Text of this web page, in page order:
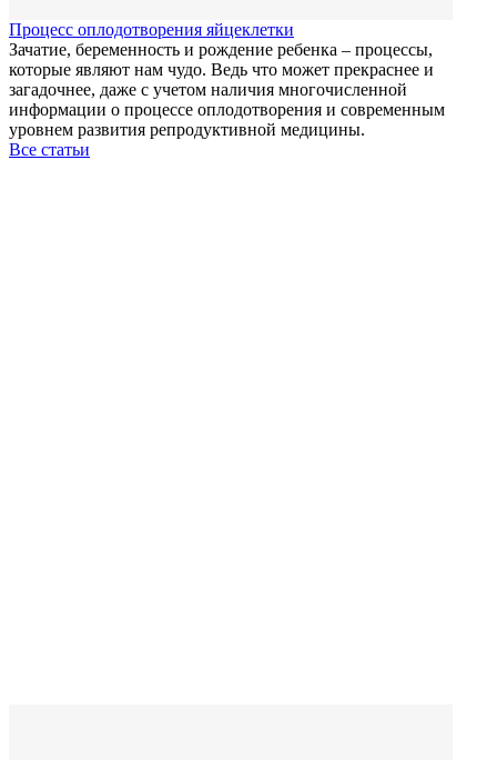
Процесс оплодотворения яйцеклетки
Зачатие, беременность и рождение ребенка – процессы,
которые являют нам чудо. Ведь что может прекраснее и
загадочнее, даже с учетом наличия многочисленной
информации о процессе оплодотворения и современным
уровнем развития репродуктивной медицины.
Все статьи